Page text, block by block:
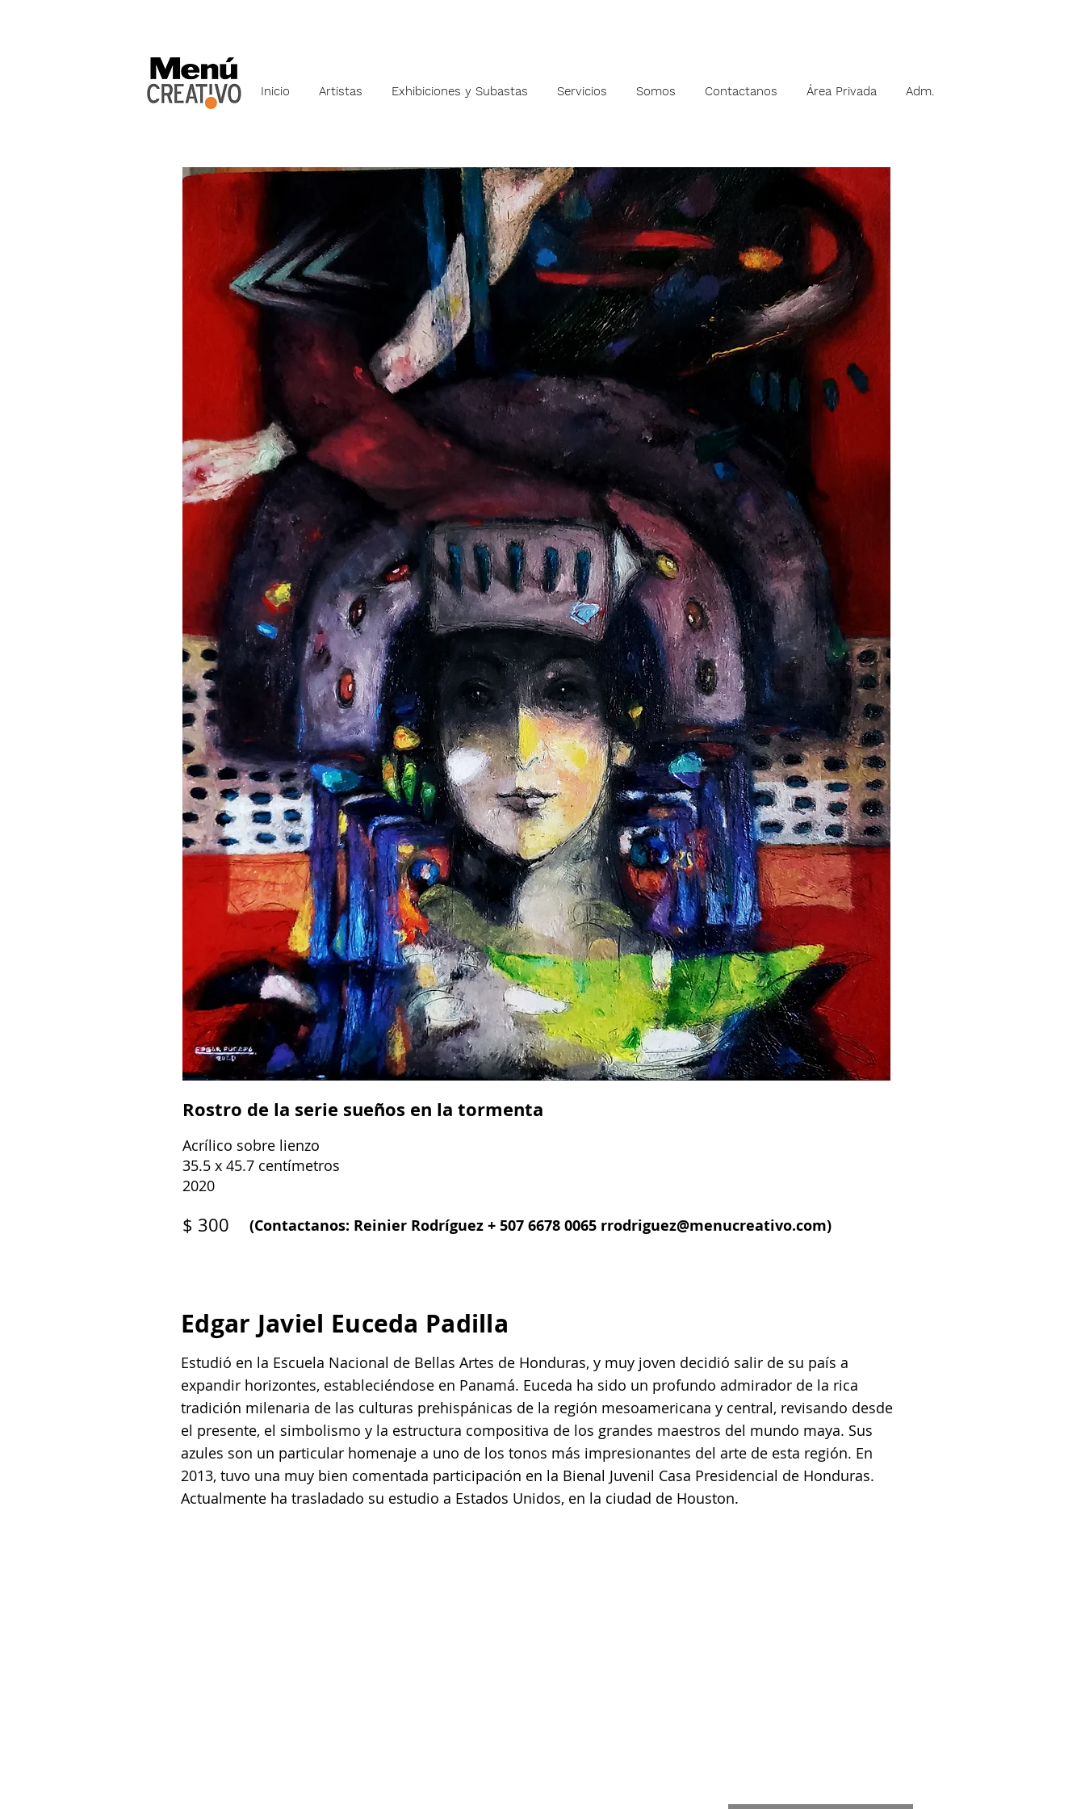
Inicio Artistas Exhibiciones y Subastas Servicios Somos Contactanos Área Privada Adm.
Rostro de la serie sueños en la tormenta
Acrílico sobre lienzo
35.5 x 45.7 centímetros
2020
$ 300 (Contactanos: Reinier Rodríguez + 507 6678 0065 rrodriguez@menucreativo.com)
Edgar Javiel Euceda Padilla
Estudió en la Escuela Nacional de Bellas Artes de Honduras, y muy joven decidió salir de su país a
expandir horizontes, estableciéndose en Panamá. Euceda ha sido un profundo admirador de la rica
tradición milenaria de las culturas prehispánicas de la región mesoamericana y central, revisando desde
el presente, el simbolismo y la estructura compositiva de los grandes maestros del mundo maya. Sus
azules son un particular homenaje a uno de los tonos más impresionantes del arte de esta región. En
2013, tuvo una muy bien comentada participación en la Bienal Juvenil Casa Presidencial de Honduras.
Actualmente ha trasladado su estudio a Estados Unidos, en la ciudad de Houston.